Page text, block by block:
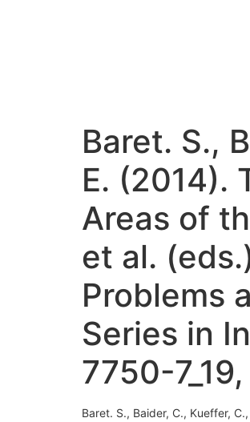
Baret. S.,
E. (2014).
Areas of
et al.
Problems
Series in
7750-7_19,
Baret. S., Baider, C., Kueffer,